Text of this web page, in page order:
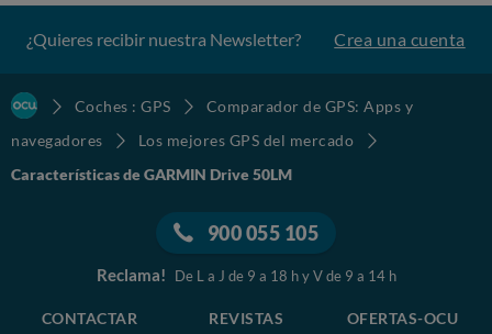
¿Quieres recibir nuestra Newsletter? Crea una cuenta
Coches : GPS
Comparador de GPS: Apps y
navegadores
Los mejores GPS del mercado
Características de GARMIN Drive 50LM
900 055 105
Reclama! De L a J de 9 a 18 h y V de 9 a 14 h
CONTACTAR REVISTAS OFERTAS-OCU